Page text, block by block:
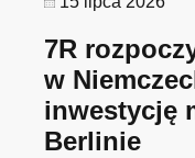
7R
w
inwestycję
Berlinie